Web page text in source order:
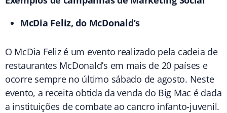
McDia Feliz, do McDonald’s
O McDia Feliz é um evento realizado pela cadeia de
restaurantes McDonald’s em mais de 20 países e
ocorre sempre no último sábado de agosto. Neste
evento, a receita obtida da venda do Big Mac é dada
a instituições de combate ao cancro infanto-juvenil.